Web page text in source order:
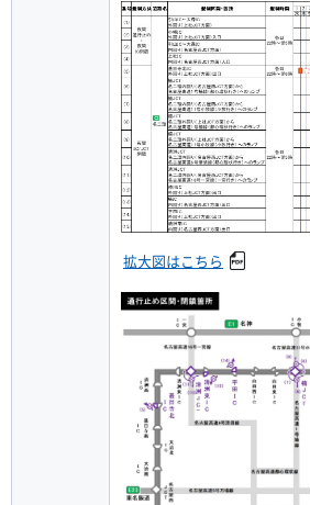
拡大図はこちら